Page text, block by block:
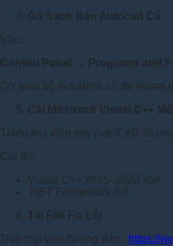
Gỡ Sạch Bản Autocad Cũ
Vào:
Control Panel → Programs and
Gỡ toàn bộ Autodesk cũ rồi restart
Cài Microsoft Visual C++
Thiếu thư viện này AutoCAD
Cài đủ:
Visual C++ 2015–2022 x64
.NET Framework 4.8
Tải File Fix Lỗi
Truy cập vào đường dẫn : https://